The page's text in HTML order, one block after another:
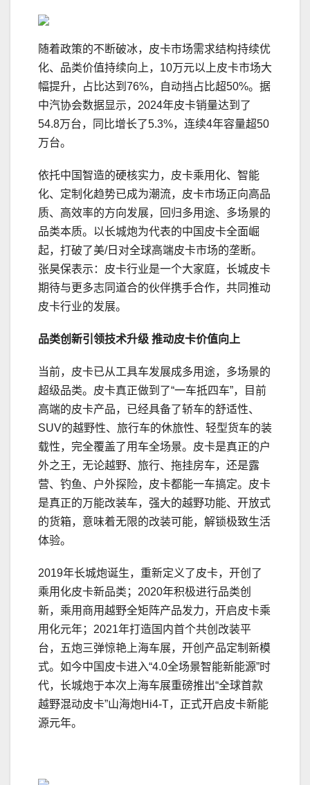
随着政策的不断破冰，皮卡市场需求结构持续优
化、品类价值持续向上，10万元以上皮卡市场大
幅提升，占比达到76%，自动挡占比超50%。据
中汽协会数据显示，2024年皮卡销量达到了
54.8万台，同比增长了5.3%，连续4年容量超50
万台。
依托中国智造的硬核实力，皮卡乘用化、智能
化、定制化趋势已成为潮流，皮卡市场正向高品
质、高效率的方向发展，回归多用途、多场景的
品类本质。以长城炮为代表的中国皮卡全面崛
起，打破了美/日对全球高端皮卡市场的垄断。
张昊保表示：皮卡行业是一个大家庭，长城皮卡
期待与更多志同道合的伙伴携手合作，共同推动
皮卡行业的发展。
品类创新引领技术升级 推动皮卡价值向上
当前，皮卡已从工具车发展成多用途，多场景的
超级品类。皮卡真正做到了“一车抵四车”，目前
高端的皮卡产品，已经具备了轿车的舒适性、
SUV的越野性、旅行车的休旅性、轻型货车的装
载性，完全覆盖了用车全场景。皮卡是真正的户
外之王，无论越野、旅行、拖挂房车，还是露
营、钓鱼、户外探险，皮卡都能一车搞定。皮卡
是真正的万能改装车，强大的越野功能、开放式
的货箱，意味着无限的改装可能，解锁极致生活
体验。
2019年长城炮诞生，重新定义了皮卡，开创了
乘用化皮卡新品类；2020年积极进行品类创
新，乘用商用越野全矩阵产品发力，开启皮卡乘
用化元年；2021年打造国内首个共创改装平
台，五炮三弹惊艳上海车展，开创产品定制新模
式。如今中国皮卡进入“4.0全场景智能新能源”时
代，长城炮于本次上海车展重磅推出“全球首款
越野混动皮卡”山海炮Hi4-T，正式开启皮卡新能
源元年。